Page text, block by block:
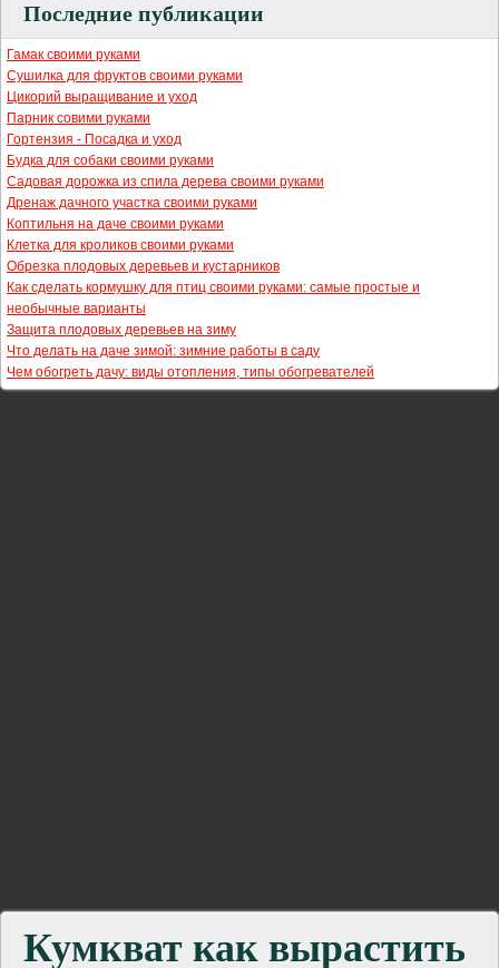
Последние публикации
Гамак своими руками
Сушилка для фруктов своими руками
Цикорий выращивание и уход
Парник совими руками
Гортензия - Посадка и уход
Будка для собаки своими руками
Садовая дорожка из спила дерева своими руками
Дренаж дачного участка своими руками
Коптильня на даче своими руками
Клетка для кроликов своими руками
Обрезка плодовых деревьев и кустарников
Как сделать кормушку для птиц своими руками: самые простые и
необычные варианты
Защита плодовых деревьев на зиму
Что делать на даче зимой: зимние работы в саду
Чем обогреть дачу: виды отопления, типы обогревателей
Кумкват как вырастить